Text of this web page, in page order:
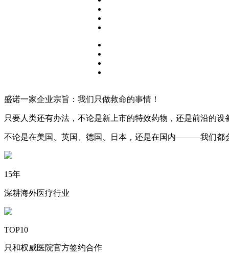
盛诺一家企业宗旨：我们只做救命的事情！
只要人类还有办法，不论是新上市的特效药物，还是前沿的设
不论是在美国、英国、德国、日本，还是在国内———我们都
15年
深耕海外医疗行业
TOP10
只和权威医院官方签约合作